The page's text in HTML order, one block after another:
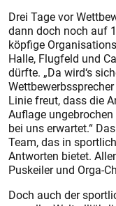
Drei Tage vor
dann doch noch auf
köpfige
Halle, Flugfeld und
dürfte. „Da wird‘s
Linie freut, dass die
Auflage
bei uns erwartet.“
Team, das in
Antworten bietet.
Puskeiler und Orga-
Doch auch der